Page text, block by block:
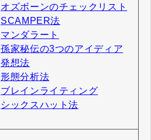
オズボーンのチェックリスト
SCAMPER法
マンダラート
孫家秘伝の3つのアイディア
発想法
形態分析法
ブレインライティング
シックスハット法